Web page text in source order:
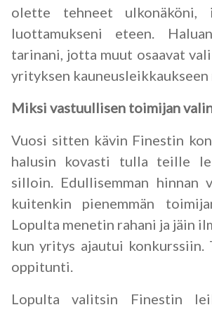
olette tehneet ulkonäköni,
luottamukseni eteen.
tarinani, jotta muut osaavat
yrityksen kauneusleikkaukseen
Miksi vastuullisen toimijan
Vuosi sitten kävin Finestin
halusin kovasti tulla teille
silloin. Edullisemman hinnan
kuitenkin pienemmän
Lopulta menetin rahani ja jäin
kun yritys ajautui konkurssiin.
oppitunti.
Lopulta valitsin Finestin